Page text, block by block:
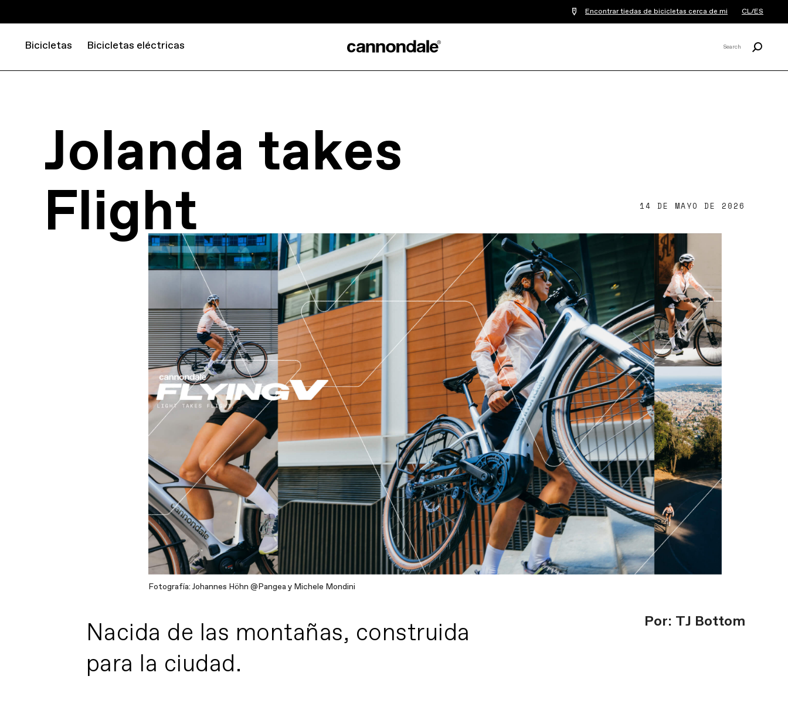
Encontrar tiedas de bicicletas cerca de mi CL/ES
Bicicletas Bicicletas eléctricas Search
Jolanda takes
Flight 14 DE MAYO DE 2026
Fotografía: Johannes Höhn @Pangea y Michele Mondini
Por: TJ Bottom
Nacida de las montañas, construida
para la ciudad.